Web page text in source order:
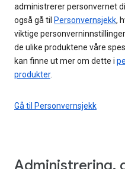
administrerer personvernet
også gå til Personvernsjekk,
viktige
de ulike produktene våre
kan finne ut mer om dette i
produkter.
Gå til Personvernsjekk
Administrering,